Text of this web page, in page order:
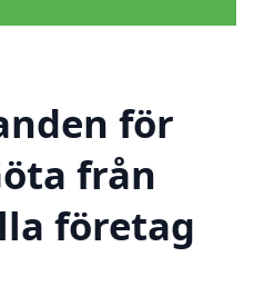
för
från
företag